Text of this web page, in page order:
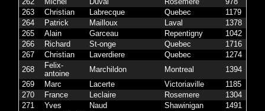
263
Christian Labrecque Quebec 1179
264
Patrick Mailloux Laval 1378
265
Alain Garceau Repentigny 1042
266
Richard St-onge Quebec 1716
267
Christian Laverdiere Quebec 1274
268
Felix-
antoine
Marchildon Montreal 1394
269
Marc Lacerte Victoriaville 1185
270
France Leclaire Rosemere 1304
271
Yves Naud Shawinigan 1491